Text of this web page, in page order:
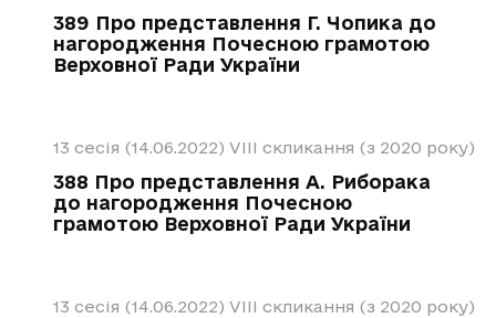
389 Про представлення Г. Чопика до
нагородження Почесною грамотою
Верховної Ради України
13 сесія (14.06.2022) VIII скликання (з 2020 року)
388 Про представлення А. Риборака
до нагородження Почесною
грамотою Верховної Ради України
13 сесія (14.06.2022) VIII скликання (з 2020 року)